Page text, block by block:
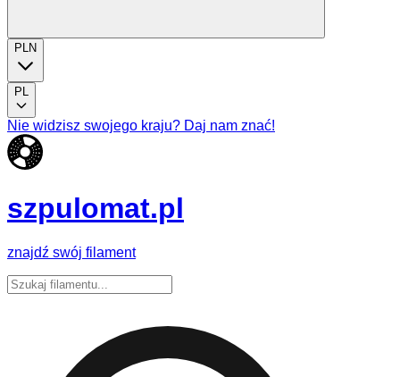
PLN
PL
Nie widzisz swojego kraju? Daj nam znać!
szpulomat.pl
znajdź swój filament